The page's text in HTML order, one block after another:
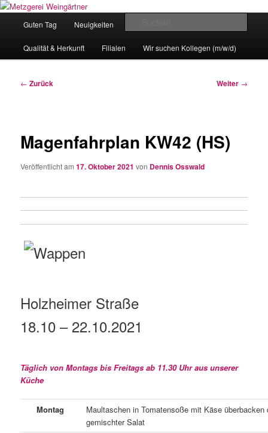
Zum
wechseln
Metzgerei Weingärtner
Eislingens leckere Adresse
Guten Tag Neuigkeiten
Qualität & Herkunft Filialen Wir suchen Kollegen (m/w/d)
Beitragsnavigation
← Zurück Weiter →
Magenfahrplan KW42 (HS)
Veröffentlicht am17. Oktober 2021 von Dennis Osswald
Holzheimer Straße
18.10 – 22.10.2021
Täglich von Montags bis Freitags ab 11.30 Uhr aus unserer
Küche
Montag
Maultaschen in Tomatensoße mit Käse überbacken
gemischter Salat